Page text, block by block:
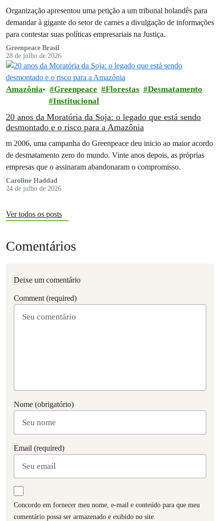
Organização apresentou uma petição a um tribunal holandês para
demandar à gigante do setor de carnes a divulgação de informações
para contestar suas políticas empresariais na Justiça.
Greenpeace Brasil
28 de julho de 2026
Amazônia Greenpeace Florestas
Desmatamento
Institucional
20 anos da Moratória da Soja: o legado que está sendo
desmontado e o risco para a Amazônia
m 2006, uma campanha do Greenpeace deu inicio ao maior acordo
de desmatamento zero do mundo. Vinte anos depois, as próprias
empresas que o assinaram abandonaram o compromisso.
Caroline Haddad
24 de julho de 2026
Ver todos os posts
Comentários
Deixe um comentário
Comment (required)
Nome (obrigatório)
Email (required)
Concordo em fornecer meu nome, e-mail e conteúdo para que meu
comentário possa ser armazenado e exibido no site.